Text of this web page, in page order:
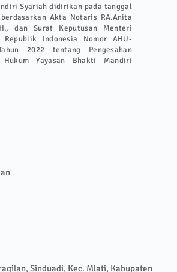
Syariah didirikan pada tanggal
Akta Notaris RA.Anita
dan Surat Keputusan Menteri
Indonesia Nomor AHU-
2022 tentang Pengesahan
Hukum Yayasan Bhakti Mandiri
Sinduadi, Kec. Mlati, Kabupaten